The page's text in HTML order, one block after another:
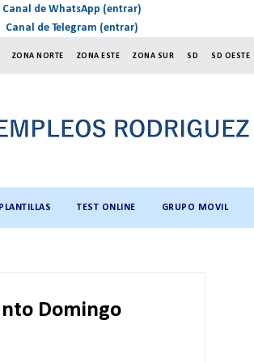
Canal de WhatsApp (entrar)
Canal de Telegram (entrar)
ZONA NORTE ZONA ESTE ZONA SUR SD SD OESTE
PLANTILLAS TEST ONLINE GRUPO MOVIL
Domingo